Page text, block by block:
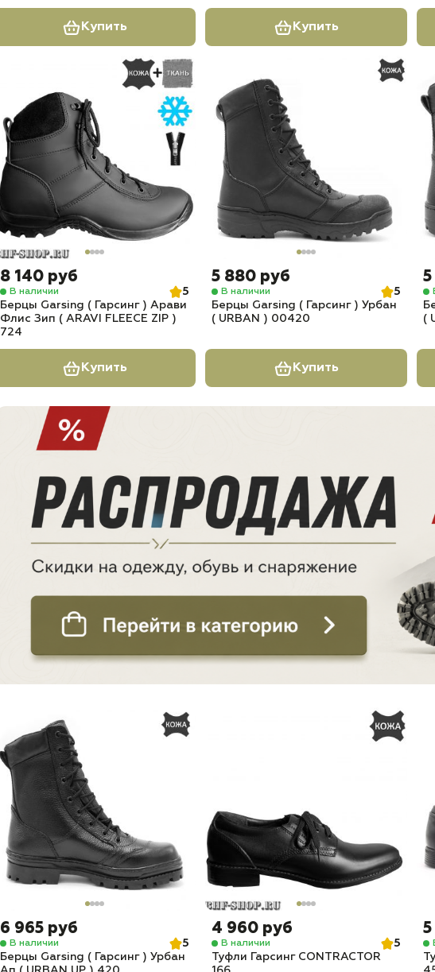
Купить Купить
8 140 руб
В наличии
5
Берцы Garsing ( Гарсинг ) Арави
Флис Зип ( ARAVI FLEECE ZIP )
724
Купить
5 880 руб
В наличии
5
Берцы Garsing ( Гарсинг ) Урбан
( URBAN ) 00420
Купить
(
6 965 руб
В наличии
5
Берцы Garsing ( Гарсинг ) Урбан
4 960 руб
В наличии
5
Туфли Гарсинг CONTRACTOR